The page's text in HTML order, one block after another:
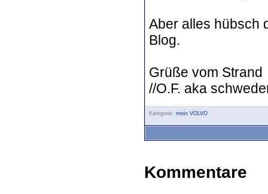
Aber alles hübsch
Blog.
Grüße vom Strand
//O.F. aka
Kategorie: mein VOLVO
Kommentare